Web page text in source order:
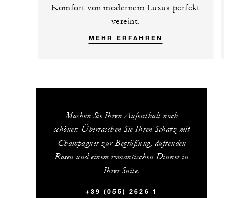
Komfort von modernem Luxus perfekt
vereint.
MEHR ERFAHREN
Machen Sie Ihren Aufenthalt noch
schöner: Überraschen Sie Ihren Schatz mit
Champagner zur Begrüßung, duftenden
Rosen und einem romantischen Dinner in
Ihrer Suite.
+39 (055) 2626 1